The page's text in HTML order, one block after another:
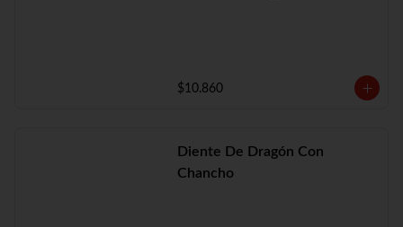
$10.860
Diente De Dragón Con
Chancho